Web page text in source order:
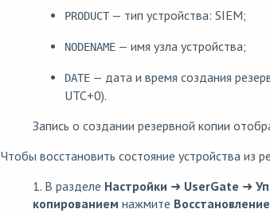
PRODUCT— тип устройства: SIEM;
NODENAME— имя узла устройства;
DATE— дата и время создания
UTC+0).
Запись о создании резервной копии
Чтобы восстановить состояние устройства из
1. В разделе Настройки ➜ UserGate ➜
копированием нажмите